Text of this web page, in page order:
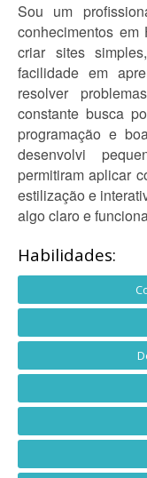
Sou um
conhecimentos
criar sites
facilidade em
resolver
constante busca
programação e
desenvolvi
permitiram aplicar
estilização e
algo claro e
Habilidades: